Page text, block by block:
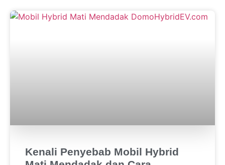
Kenali Penyebab Mobil Hybrid